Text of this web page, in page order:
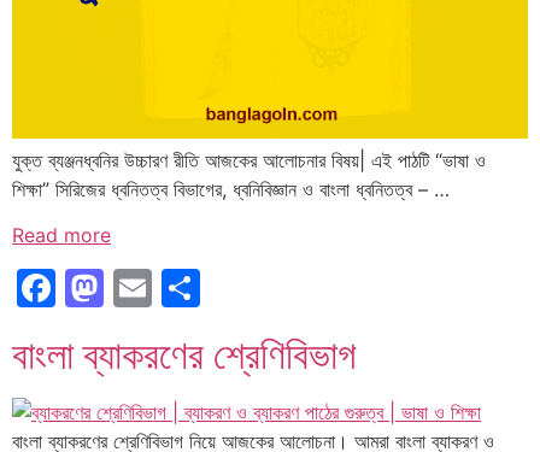
যুক্ত ব্যঞ্জনধ্বনির উচ্চারণ রীতি আজকের আলোচনার বিষয়| এই পাঠটি “ভাষা ও
শিক্ষা” সিরিজের ধ্বনিতত্ব বিভাগের, ধ্বনিবিজ্ঞান ও বাংলা ধ্বনিতত্ব – …
Read more
Facebook
Mastodon
Email
বাংলা ব্যাকরণের শ্রেণিবিভাগ
বাংলা ব্যাকরণের শ্রেণিবিভাগ নিয়ে আজকের আলোচনা। আমরা বাংলা ব্যাকরণ ও